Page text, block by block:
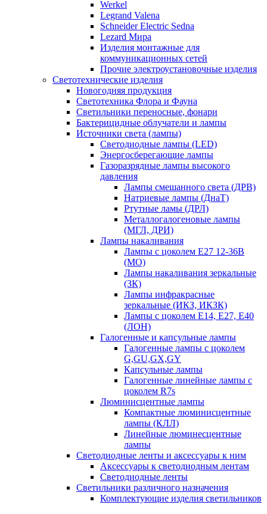
Werkel
Legrand Valena
Schneider Electric Sedna
Lezard Мира
Изделия монтажные для
коммуникационных сетей
Прочие электроустановочные изделия
Светотехнические изделия
Новогодняя продукция
Светотехника Флора и Фауна
Светильники переносные, фонари
Бактерицидные облучатели и лампы
Источники света (лампы)
Светодиодные лампы (LED)
Энергосберегающие лампы
Газоразрядные лампы высокого
давления
Лампы смешанного света (ДРВ)
Натриевые лампы (ДнаТ)
Ртутные ламы (ДРЛ)
Металлогалогеновые лампы
(МГЛ, ДРИ)
Лампы накаливания
Лампы с цоколем Е27 12-36В
(МО)
Лампы накаливания зеркальные
(ЗК)
Лампы инфракрасные
зеркальные (ИКЗ, ИКЗК)
Лампы с цоколем Е14, Е27, Е40
(ЛОН)
Галогенные и капсульные лампы
Галогенные лампы с цоколем
G,GU,GX,GY
Капсульные лампы
Галогенные линейные лампы с
цоколем R7s
Люминисцентные лампы
Компактные люминисцентные
лампы (КЛЛ)
Линейные люминесцентные
лампы
Светодиодные ленты и аксессуары к ним
Аксессуары к светодиодным лентам
Светодиодные ленты
Светильники различного назначения
Комплектующие изделия светильников